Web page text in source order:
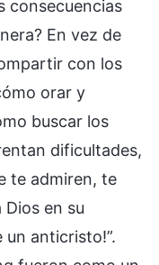
consecuencias
En vez de
con los
orar y
buscar los
dificultades,
te admiren, te
en su
un anticristo!”.